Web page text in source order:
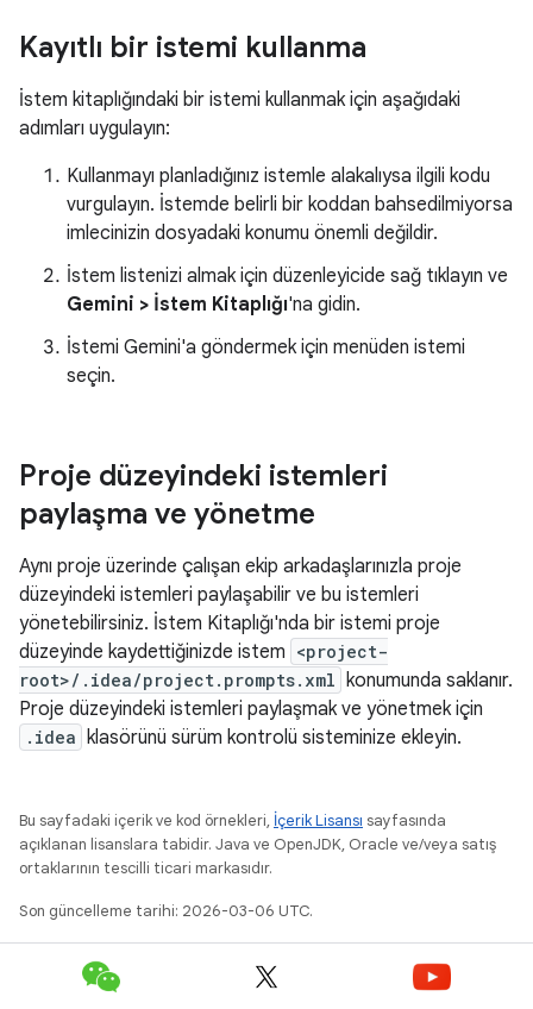
Kayıtlı bir istemi kullanma
İstem kitaplığındaki bir istemi kullanmak için aşağıdaki
adımları uygulayın:
Kullanmayı planladığınız istemle alakalıysa ilgili kodu
vurgulayın. İstemde belirli bir koddan bahsedilmiyorsa
imlecinizin dosyadaki konumu önemli değildir.
İstem listenizi almak için düzenleyicide sağ tıklayın ve
Gemini > İstem Kitaplığı'na gidin.
İstemi Gemini'a göndermek için menüden istemi
seçin.
Proje düzeyindeki istemleri
paylaşma ve yönetme
Aynı proje üzerinde çalışan ekip arkadaşlarınızla proje
düzeyindeki istemleri paylaşabilir ve bu istemleri
yönetebilirsiniz. İstem Kitaplığı'nda bir istemi proje
düzeyinde kaydettiğinizde istem <project-
root>/.idea/project.prompts.xml konumunda saklanır.
Proje düzeyindeki istemleri paylaşmak ve yönetmek için
.idea klasörünü sürüm kontrolü sisteminize ekleyin.
Bu sayfadaki içerik ve kod örnekleri, İçerik Lisansı sayfasında
açıklanan lisanslara tabidir. Java ve OpenJDK, Oracle ve/veya satış
ortaklarının tescilli ticari markasıdır.
Son güncelleme tarihi: 2026-03-06 UTC.